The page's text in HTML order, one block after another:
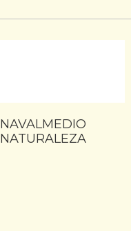
NAVALMEDIO
NATURALEZA